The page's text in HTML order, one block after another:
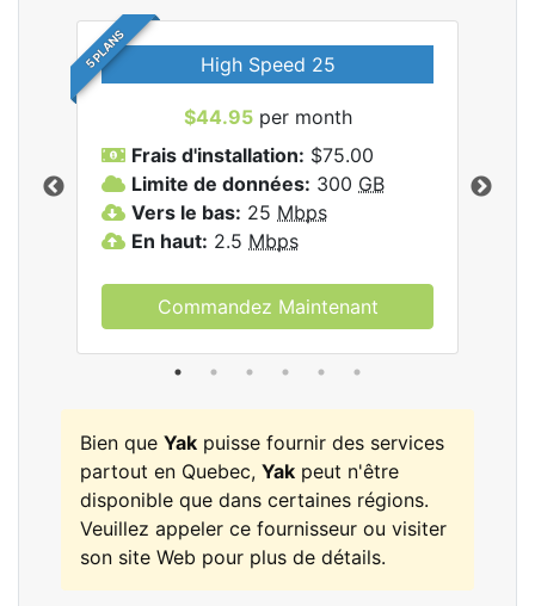
5 PLANS High Speed 25
$44.95per month
Frais d'installation: $75.00
Limite de données: 300 GB
Vers le bas: 25 Mbps
En haut: 2.5 Mbps
Commandez Maintenant
Bien que Yak puisse fournir des services
partout en Quebec, Yak peut n'être
disponible que dans certaines régions.
Veuillez appeler ce fournisseur ou visiter
son site Web pour plus de détails.